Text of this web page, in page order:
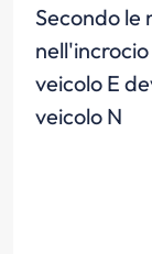
Secondo le
veicolo E
veicolo N